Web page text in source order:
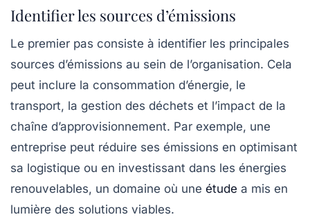
Identifier les sources d’émissions
Le premier pas consiste à identifier les principales
sources d’émissions au sein de l’organisation. Cela
peut inclure la consommation d’énergie, le
transport, la gestion des déchets et l’impact de la
chaîne d’approvisionnement. Par exemple, une
entreprise peut réduire ses émissions en optimisant
sa logistique ou en investissant dans les énergies
renouvelables, un domaine où une étude a mis en
lumière des solutions viables.